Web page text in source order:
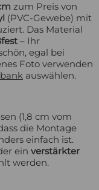
zum Preis von
(PVC-Gewebe) mit
Das Material
– Ihr
egal bei
Foto verwenden
auswählen.
(1,8 cm vom
die Montage
einfach ist.
ein verstärkter
werden.